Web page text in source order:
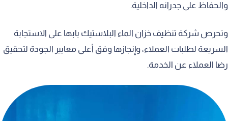
والحفاظ على جدرانه الداخلية.
وتحرص شركة تنظيف خزان الماء البلاستيك بابها على الاستجابة
السريعة لطلبات العملاء، وإنجازها وفق أعلى معايير الجودة لتحقيق
رضا العملاء عن الخدمة.